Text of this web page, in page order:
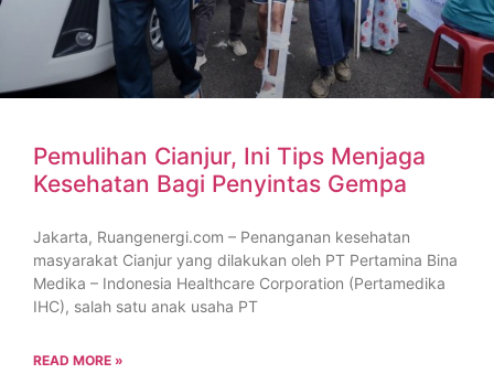
Pemulihan Cianjur, Ini Tips Menjaga
Kesehatan Bagi Penyintas Gempa
Jakarta, Ruangenergi.com – Penanganan kesehatan
masyarakat Cianjur yang dilakukan oleh PT Pertamina Bina
Medika – Indonesia Healthcare Corporation (Pertamedika
IHC), salah satu anak usaha PT
READ MORE »